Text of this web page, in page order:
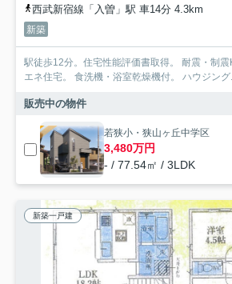
西武新宿線「入曽」駅 車14分 4.3km
新築
駅徒歩12分。住宅性能評価書取得。 耐震・制
エネ住宅。 食洗機・浴室乾燥機付。 ハウ
販売中の物件
若狭小・狭山ヶ丘中学区
3,480万円
- / 77.54㎡ / 3LDK
新築一戸建